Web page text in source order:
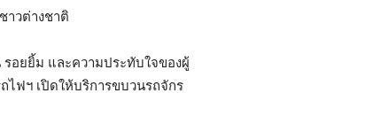
าวต่างชาติ
อยยิ้ม และความประทับใจของผู้
ไฟฯ เปิดให้บริการขบวนรถจักร